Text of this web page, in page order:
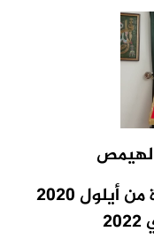
للفترة من أيلول 2020